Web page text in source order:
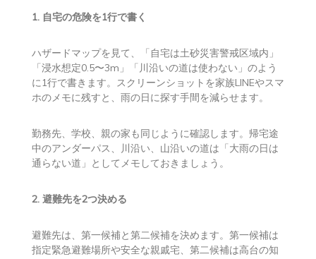
避難スイッチとは、「この情報・この状況になったら動
く」と平時に決めておく家庭の判断基準です。災害時に
おきます。
1. 自宅の危険を1行で書く
ハザードマップを見て、「自宅は土砂災害警戒区域内」
「浸水想定0.5〜3m」「川沿いの道は使わない」のよう
に1行で書きます。スクリーンショットを家族LINEやスマ
ホのメモに残すと、雨の日に探す手間を減らせます。
勤務先、学校、親の家も同じように確認します。帰宅途
通らない道」としてメモしておきましょう。